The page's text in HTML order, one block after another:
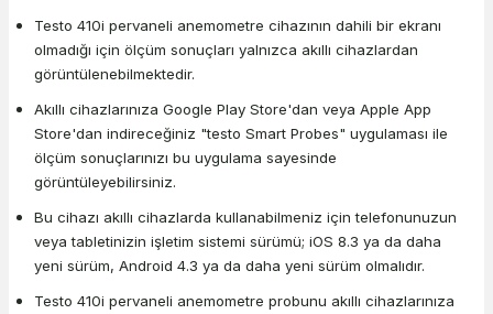
Testo 410i pervaneli anemometre cihazının dahili bir ekranı
olmadığı için ölçüm sonuçları yalnızca akıllı cihazlardan
görüntülenebilmektedir.
Akıllı cihazlarınıza Google Play Store'dan veya Apple App
Store'dan indireceğiniz "testo Smart Probes" uygulaması ile
ölçüm sonuçlarınızı bu uygulama sayesinde
görüntüleyebilirsiniz.
Bu cihazı akıllı cihazlarda kullanabilmeniz için telefonunuzun
veya tabletinizin işletim sistemi sürümü; iOS 8.3 ya da daha
yeni sürüm, Android 4.3 ya da daha yeni sürüm olmalıdır.
Testo 410i pervaneli anemometre probunu akıllı cihazlarınıza